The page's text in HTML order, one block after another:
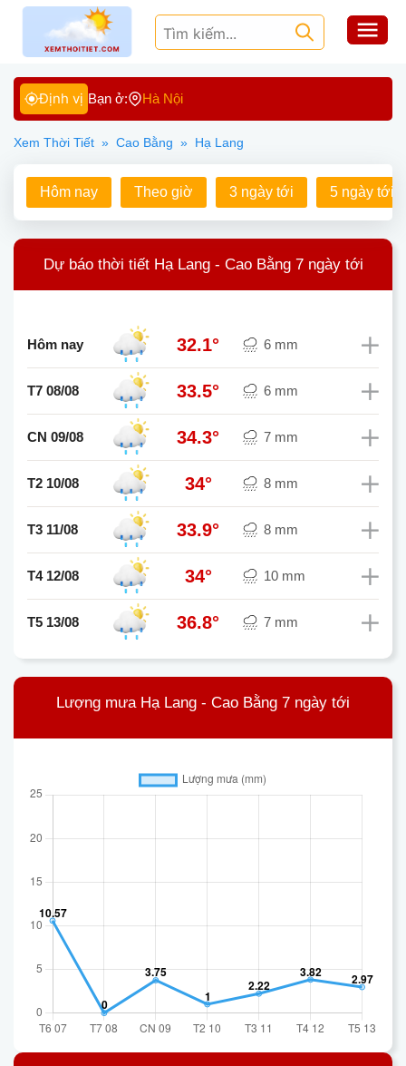
Định vị Bạn ở: Hà Nội
Xem Thời Tiết » Cao Bằng » Hạ Lang
Hôm nay Theo giờ 3 ngày tới 5 ngày tới
Dự báo thời tiết Hạ Lang - Cao Bằng 7 ngày tới
Hôm nay 32.1° 6 mm
T7 08/08 33.5° 6 mm
CN 09/08 34.3° 7 mm
T2 10/08 34° 8 mm
T3 11/08 33.9° 8 mm
T4 12/08 34° 10 mm
T5 13/08 36.8° 7 mm
Lượng mưa Hạ Lang - Cao Bằng 7 ngày tới